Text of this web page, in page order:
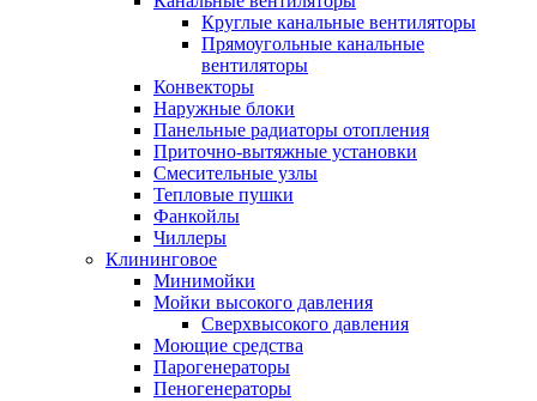
Круглые канальные вентиляторы
Прямоугольные канальные
вентиляторы
Конвекторы
Наружные блоки
Панельные радиаторы отопления
Приточно-вытяжные установки
Смесительные узлы
Тепловые пушки
Фанкойлы
Чиллеры
Клининговое
Минимойки
Мойки высокого давления
Сверхвысокого давления
Моющие средства
Парогенераторы
Пеногенераторы